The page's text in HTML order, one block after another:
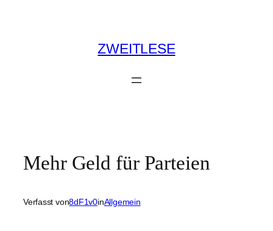
ZWEITLESE
Mehr Geld für Parteien
Verfasst von8dF1v0inAllgemein